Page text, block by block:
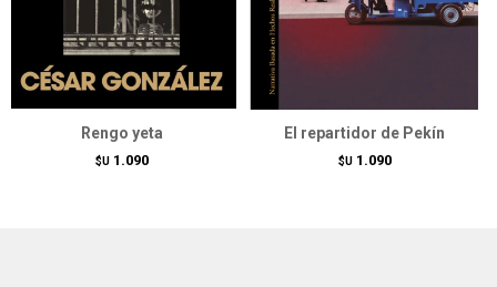
Rengo yeta
$U 1.090
El repartidor de Pekín
$U 1.090